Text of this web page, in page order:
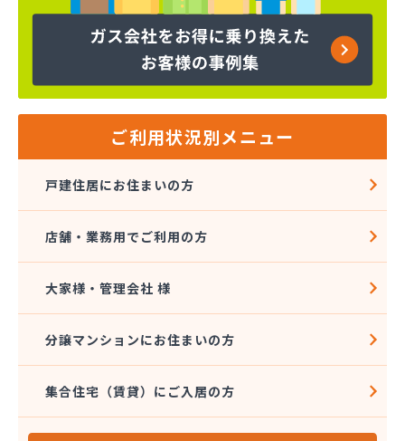
ご利用状況別メニュー
戸建住居にお住まいの方
店舗・業務用でご利用の方
大家様・管理会社 様
分譲マンションにお住まいの方
集合住宅（賃貸）にご入居の方